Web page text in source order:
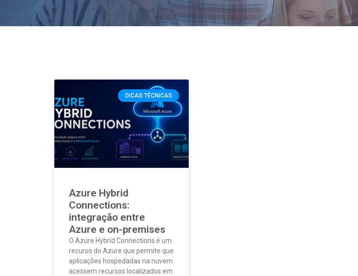
DICAS TÉCNICAS
Azure Hybrid
Connections:
integração entre
Azure e on-premises
O Azure Hybrid Connections é um
recurso do Azure que permite que
aplicações hospedadas na nuvem
acessem recursos localizados em